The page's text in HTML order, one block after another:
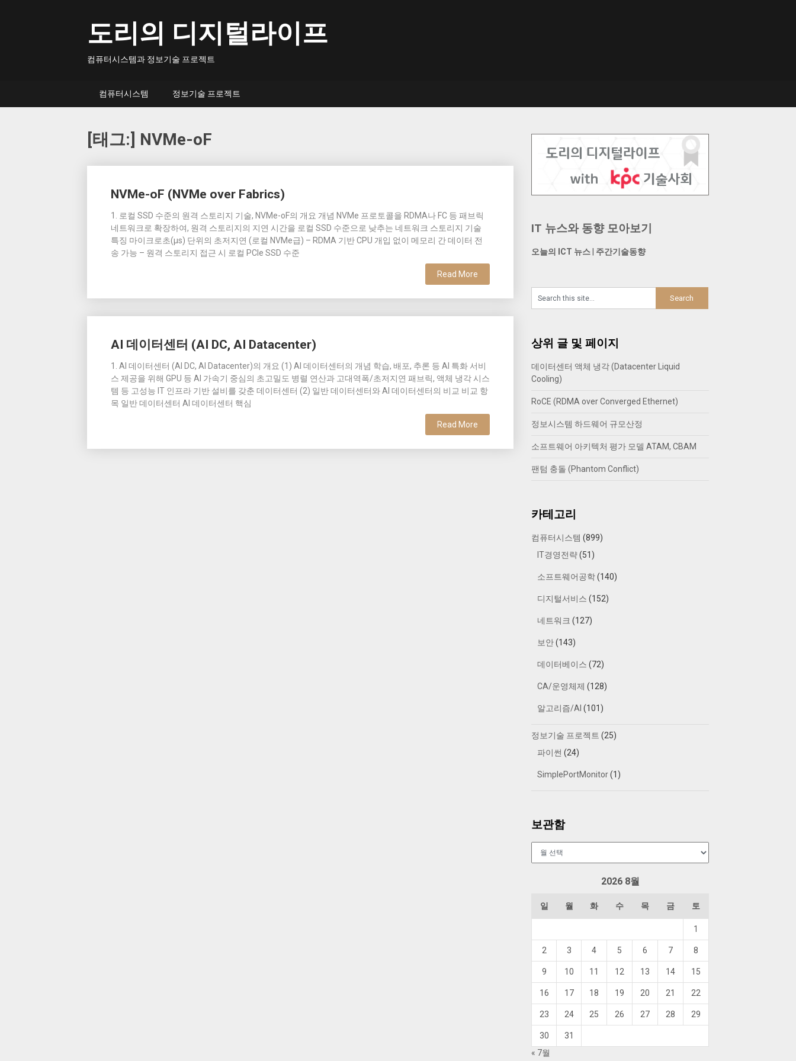
도리의 디지털라이프
컴퓨터시스템과 정보기술 프로젝트
컴퓨터시스템 정보기술 프로젝트
[태그:] NVMe-oF
NVMe-oF (NVMe over Fabrics)
1. 로컬 SSD 수준의 원격 스토리지 기술, NVMe-oF의 개요 개념 NVMe 프로토콜을 RDMA나 FC 등 패브릭
네트워크로 확장하여, 원격 스토리지의 지연 시간을 로컬 SSD 수준으로 낮추는 네트워크 스토리지 기술
특징 마이크로초(µs) 단위의 초저지연 (로컬 NVMe급) – RDMA 기반 CPU 개입 없이 메모리 간 데이터 전
송 가능 – 원격 스토리지 접근 시 로컬 PCIe SSD 수준
Read More
AI 데이터센터 (AI DC, AI Datacenter)
1. AI 데이터센터 (AI DC, AI Datacenter)의 개요 (1) AI 데이터센터의 개념 학습, 배포, 추론 등 AI 특화 서비
스 제공을 위해 GPU 등 AI 가속기 중심의 초고밀도 병렬 연산과 고대역폭/초저지연 패브릭, 액체 냉각 시스
템 등 고성능 IT 인프라 기반 설비를 갖춘 데이터센터 (2) 일반 데이터센터와 AI 데이터센터의 비교 비교 항
목 일반 데이터센터 AI 데이터센터 핵심
Read More
navigation
IT 뉴스와 동향 모아보기
오늘의 ICT 뉴스 주간기술동향
상위 글 및 페이지
데이터센터 액체 냉각 (Datacenter Liquid
Cooling)
RoCE (RDMA over Converged Ethernet)
정보시스템 하드웨어 규모산정
소프트웨어 아키텍처 평가 모델 ATAM, CBAM
팬텀 충돌 (Phantom Conflict)
카테고리
컴퓨터시스템 (899)
IT경영전략(51)
소프트웨어공학(140)
디지털서비스 (152)
네트워크 (127)
보안(143)
데이터베이스 (72)
CA/운영체제 (128)
알고리즘/AI (101)
정보기술 프로젝트 (25)
파이썬 (24)
SimplePortMonitor(1)
보관함
2026 8월
일 월 화 수 목 금 토
1
2 3 4 5 6 7 8
9 10 11 12 13 14 15
16 17 18 19 20 21 22
23 24 25 26 27 28 29
30
31
« 7월